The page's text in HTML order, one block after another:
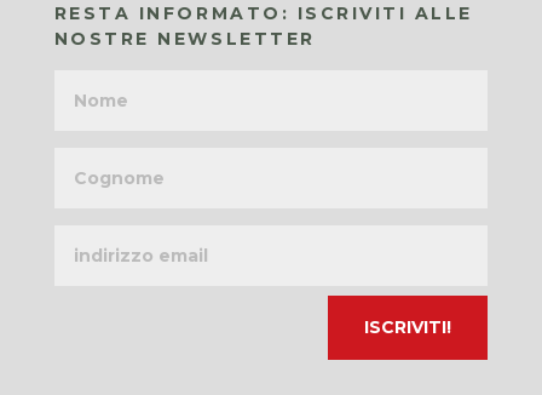
RESTA INFORMATO: ISCRIVITI ALLE
NOSTRE NEWSLETTER
email